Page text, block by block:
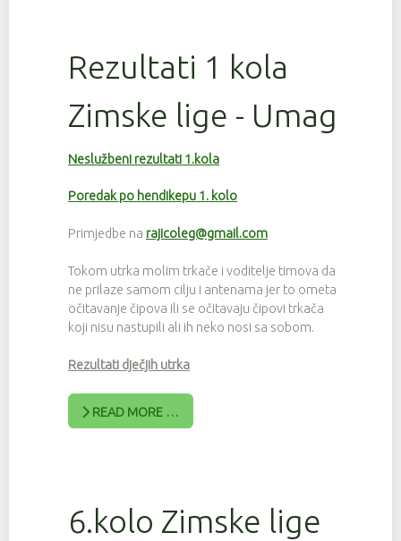
Rezultati 1 kola
Zimske lige - Umag
Neslužbeni rezultati 1.kola
Poredak po hendikepu 1. kolo
Primjedbe na rajicoleg@gmail.com
Tokom utrka molim trkače i voditelje timova da
ne prilaze samom cilju i antenama jer to ometa
očitavanje čipova ili se očitavaju čipovi trkača
koji nisu nastupili ali ih neko nosi sa sobom.
Rezultati dječjih utrka
READ MORE …
6.kolo Zimske lige